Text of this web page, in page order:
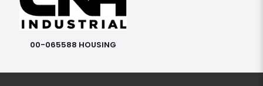
00-065588 HOUSING